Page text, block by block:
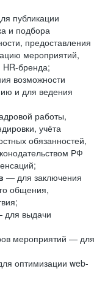
публикации
и подбора
предоставления
мероприятий,
бренда;
возможности
и для ведения
работы,
учёта
обязанностей,
РФ
— для заключения
общения,
выдачи
мероприятий — для
оптимизации web-